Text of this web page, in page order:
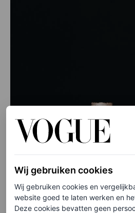
Wij gebruiken cookies
Wij gebruiken cookies en
website goed te laten werken en
Deze cookies bevatten geen